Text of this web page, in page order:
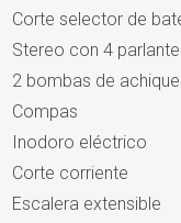
Corte selector de
Stereo con 4
2 bombas de achique
Compas
Inodoro eléctrico
Corte corriente
Escalera extensible